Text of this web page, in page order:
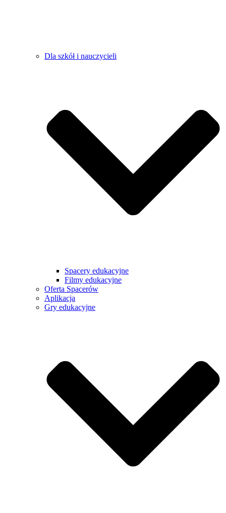
Dla szkół i nauczycieli
Spacery edukacyjne
Filmy edukacyjne
Oferta Spacerów
Aplikacja
Gry edukacyjne